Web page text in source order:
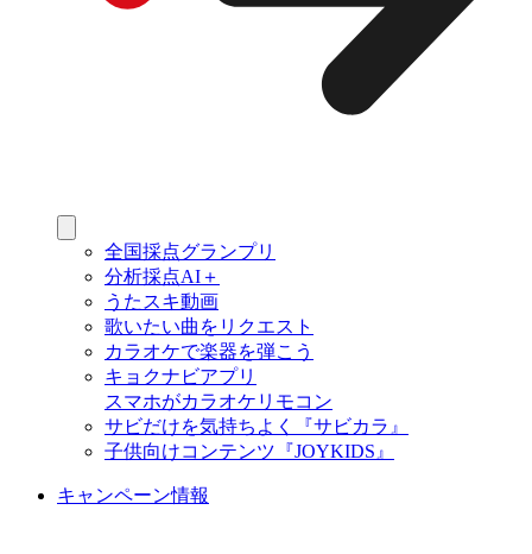
全国採点グランプリ
分析採点AI＋
うたスキ動画
歌いたい曲をリクエスト
カラオケで楽器を弾こう
キョクナビアプリ
スマホがカラオケリモコン
サビだけを気持ちよく『サビカラ』
子供向けコンテンツ『JOYKIDS』
キャンペーン情報